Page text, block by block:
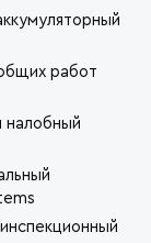
работ
налобный